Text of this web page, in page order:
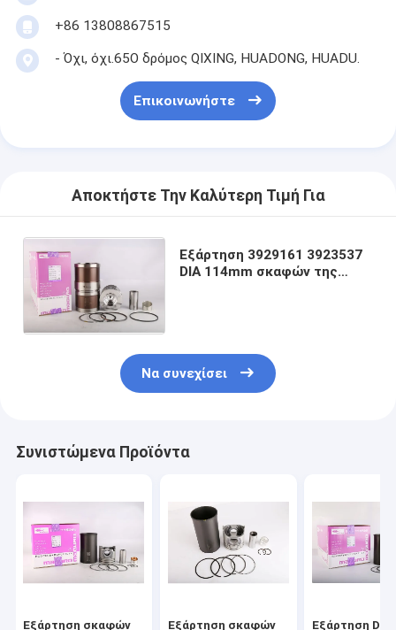
+86 13808867515
- Όχι, όχι.65Ο δρόμος QIXING, HUADONG, HUADU.
Επικοινωνήστε
Αποκτήστε Την Καλύτερη Τιμή Για
Εξάρτηση 3929161 3923537
DIA 114mm σκαφών της
Να συνεχίσει
Συνιστώμενα Προϊόντα
Εξάρτηση σκαφών Εξάρτηση σκαφών Εξάρτηση Dia